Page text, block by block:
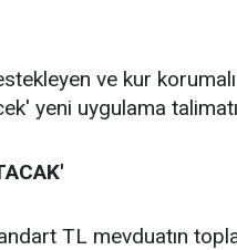
ve kur
yeni uygulama
TL mevduatın